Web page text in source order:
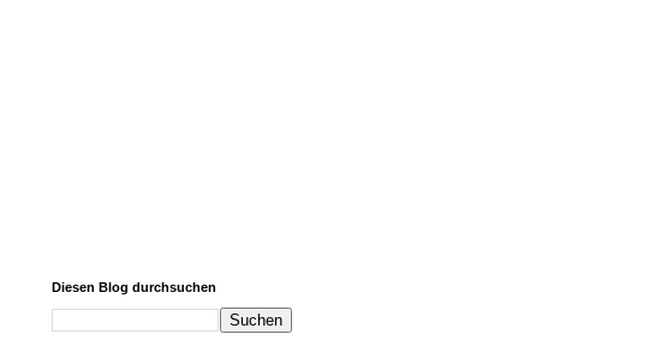
Diesen Blog durchsuchen